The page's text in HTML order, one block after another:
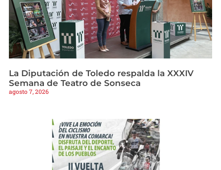
La Diputación de Toledo respalda la XXXIV
Semana de Teatro de Sonseca
agosto 7, 2026